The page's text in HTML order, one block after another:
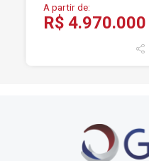
A partir de:
R$ 4.970.000